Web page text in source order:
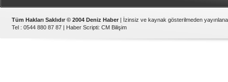
Tüm Hakları Saklıdır © 2004 Deniz Haber | İzinsiz ve kaynak gösterilmeden
Tel : 0544 880 87 87 | Haber Scripti: CM Bilişim